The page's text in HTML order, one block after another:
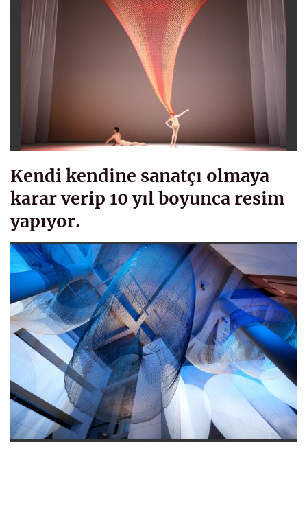
Kendi kendine sanatçı olmaya
karar verip 10 yıl boyunca resim
yapıyor.